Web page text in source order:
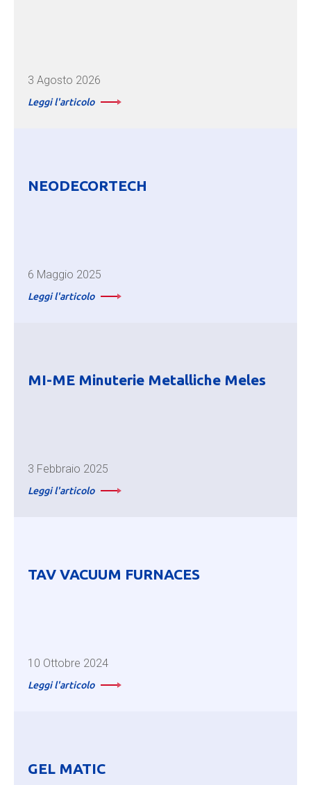
3 Agosto 2026
Leggi l'articolo
NEODECORTECH
6 Maggio 2025
Leggi l'articolo
MI-ME Minuterie Metalliche Meles
3 Febbraio 2025
Leggi l'articolo
TAV VACUUM FURNACES
10 Ottobre 2024
Leggi l'articolo
GEL MATIC